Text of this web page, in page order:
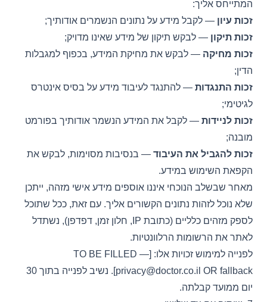
המתייחס אליך:
זכות עיון — לקבל מידע על נתונים הנשמרים אודותיך;
זכות תיקון — לבקש תיקון של מידע שאינו מדויק;
זכות מחיקה — לבקש את מחיקת המידע, בכפוף למגבלות
הדין;
זכות התנגדות — להתנגד לעיבוד מידע על בסיס אינטרס
לגיטימי;
זכות לניידות — לקבל את המידע הנשמר אודותיך בפורמט
מובנה;
זכות להגביל את העיבוד — בנסיבות מסוימות, לבקש את
הקפאת השימוש במידע.
מאחר שבשלב הנוכחי איננו אוספים מידע אישי מזהה, ייתכן
שלא נוכל לזהות נתונים הקשורים אליך. עם זאת, ככל שתוכל
לספק מזהים כלליים (כתובת IP, חלון זמן, דפדפן), נשתדל
לאתר את הרשומות הרלוונטיות.
לפנייה למימוש זכויות אלו: [TO BE FILLED —
privacy@doctor.co.il
OR fallback]. נשיב לפנייה בתוך 30
יום ממועד קבלתה.